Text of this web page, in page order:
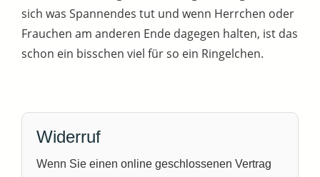
sich was Spannendes tut und wenn Herrchen oder
Frauchen am anderen Ende dagegen halten, ist das
schon ein bisschen viel für so ein Ringelchen.
Widerruf
Wenn Sie einen online geschlossenen Vertrag